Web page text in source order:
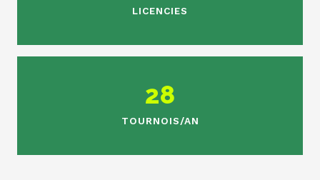
LICENCIES
28
TOURNOIS/AN